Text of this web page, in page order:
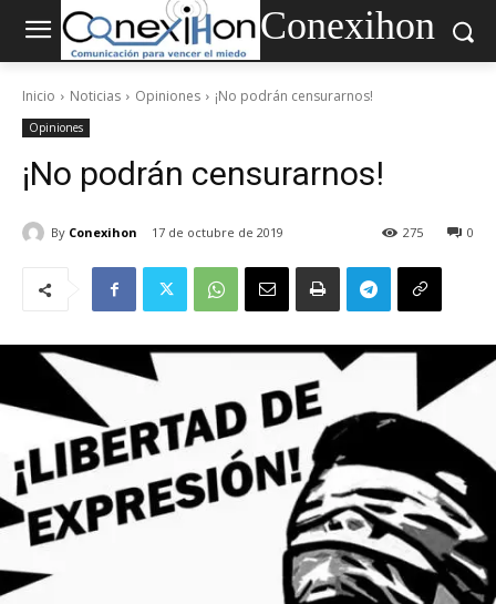
Conexihon
Inicio Noticias Opiniones ¡No podrán censurarnos!
Opiniones
¡No podrán censurarnos!
By Conexihon 17 de octubre de 2019 0
275